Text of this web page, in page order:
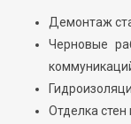
Демонтаж
Черновые
Отделка